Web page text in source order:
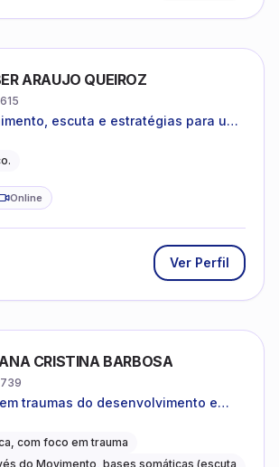
ARAUJO QUEIROZ
escuta e estratégias para uma
Online
Ver Perfil
CRISTINA BARBOSA
traumas do desenvolvimento e
com foco em trauma
do Movimento, bases somáticas (escuta